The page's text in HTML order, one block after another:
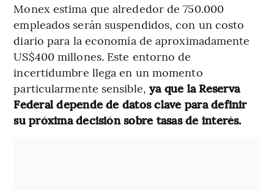
Monex estima que alrededor de 750.000
empleados serán suspendidos, con un costo
diario para la economía de aproximadamente
US$400 millones. Este entorno de
incertidumbre llega en un momento
particularmente sensible, ya que la Reserva
Federal depende de datos clave para definir
su próxima decisión sobre tasas de interés.